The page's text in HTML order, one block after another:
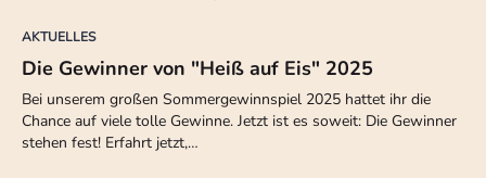
AKTUELLES
Die Gewinner von "Heiß auf Eis" 2025
Bei unserem großen Sommergewinnspiel 2025 hattet ihr die
Chance auf viele tolle Gewinne. Jetzt ist es soweit: Die Gewinner
stehen fest! Erfahrt jetzt,…